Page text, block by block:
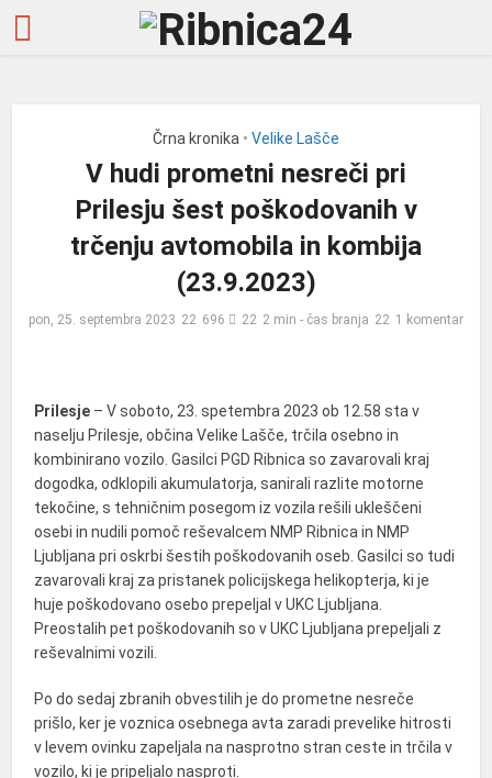
Črna kronika • Velike Lašče
V hudi prometni nesreči pri
Prilesju šest poškodovanih v
trčenju avtomobila in kombija
(23.9.2023)
pon, 25. septembra 2023 696 2 min - čas branja 1 komentar
Prilesje – V soboto, 23. spetembra 2023 ob 12.58 sta v
naselju Prilesje, občina Velike Lašče, trčila osebno in
kombinirano vozilo. Gasilci PGD Ribnica so zavarovali kraj
dogodka, odklopili akumulatorja, sanirali razlite motorne
tekočine, s tehničnim posegom iz vozila rešili ukleščeni
osebi in nudili pomoč reševalcem NMP Ribnica in NMP
Ljubljana pri oskrbi šestih poškodovanih oseb. Gasilci so tudi
zavarovali kraj za pristanek policijskega helikopterja, ki je
huje poškodovano osebo prepeljal v UKC Ljubljana.
Preostalih pet poškodovanih so v UKC Ljubljana prepeljali z
reševalnimi vozili.
Po do sedaj zbranih obvestilih je do prometne nesreče
prišlo, ker je voznica osebnega avta zaradi prevelike hitrosti
v levem ovinku zapeljala na nasprotno stran ceste in trčila v
vozilo, ki je pripeljalo nasproti.